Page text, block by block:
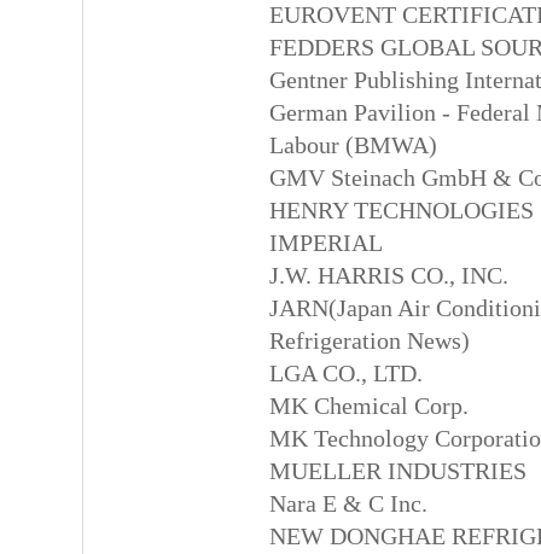
EUROVENT
FEDDERS GLOBAL
Gentner Publishing
German Pavilion -
Labour (BMWA)
GMV Steinach GmbH &
HENRY TECHNOLOGIES
IMPERIAL
J.W. HARRIS CO., INC.
JARN(Japan Air
Refrigeration News)
LGA CO., LTD.
MK Chemical Corp.
MK Technology
MUELLER INDUSTRIES
Nara E & C Inc.
NEW DONGHAE